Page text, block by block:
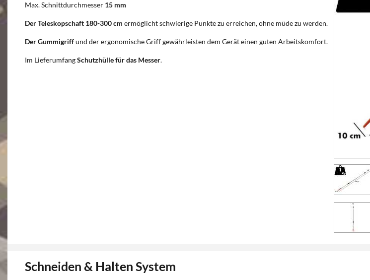
Max. Schnittdurchmesser 15 mm
Der Teleskopschaft 180-300 cm ermöglicht schwierige Punkte zu erreichen, ohne müde zu werden.
Der Gummigriffund der ergonomische Griff gewährleisten dem Gerät einen guten Arbeitskomfort.
Im LieferumfangSchutzhülle für das Messer.
Schneiden & Halten System